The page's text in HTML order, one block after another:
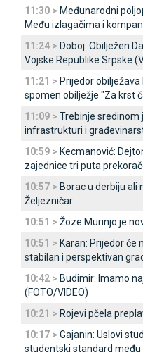
11:30 > Međunarodni
Među izlagačima i
11:24 > Doboj: Obilježen
Vojske Republike Srpske
11:21 > Prijedor
spomen obilježje "Za krst
11:09 > Trebinje sredinom
infrastrukturi i
10:59 > Kecmanović:
zajednice tri puta
10:57 > Borac u derbiju ali
Željezničar
10:51 > Žoze Murinjo je
10:51 > Karan: Prijedor će
stabilan i perspektivan
10:42 > Budimir: Imamo
(FOTO/VIDEO)
10:21 > Rojevi pčela
10:17 > Gajanin: Uslovi
studentski standard među